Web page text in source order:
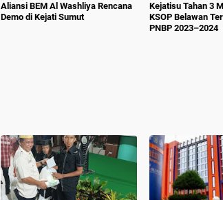
Aliansi BEM Al Washliya Rencana
Demo di Kejati Sumut
Kejatisu Tahan 3
KSOP Belawan
PNBP 2023–2024